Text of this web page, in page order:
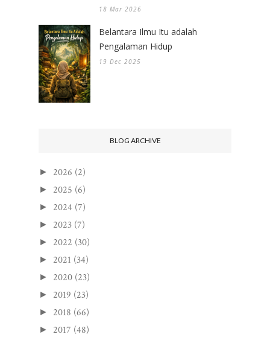
18 Mar 2026
Belantara Ilmu Itu adalah
Pengalaman Hidup
19 Dec 2025
BLOG ARCHIVE
► 2026 (2)
► 2025 (6)
► 2024 (7)
► 2023 (7)
► 2022 (30)
► 2021 (34)
► 2020 (23)
► 2019 (23)
► 2018 (66)
► 2017 (48)